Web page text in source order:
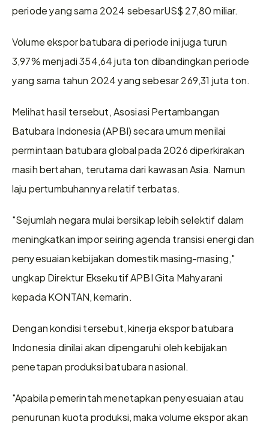
periode yang sama 2024 sebesarUS$ 27,80 miliar.
Volume ekspor batubara di periode ini juga turun
3,97% menjadi 354,64 juta ton dibandingkan periode
yang sama tahun 2024 yang sebesar 269,31 juta ton.
Melihat hasil tersebut, Asosiasi Pertambangan
Batubara Indonesia (APBI) secara umum menilai
permintaan batubara global pada 2026 diperkirakan
masih bertahan, terutama dari kawasan Asia. Namun
laju pertumbuhannya relatif terbatas.
"Sejumlah negara mulai bersikap lebih selektif dalam
meningkatkan impor seiring agenda transisi energi dan
penyesuaian kebijakan domestik masing-masing,"
ungkap Direktur Eksekutif APBI Gita Mahyarani
kepada KONTAN, kemarin.
Dengan kondisi tersebut, kinerja ekspor batubara
Indonesia dinilai akan dipengaruhi oleh kebijakan
penetapan produksi batubara nasional.
"Apabila pemerintah menetapkan penyesuaian atau
penurunan kuota produksi, maka volume ekspor akan